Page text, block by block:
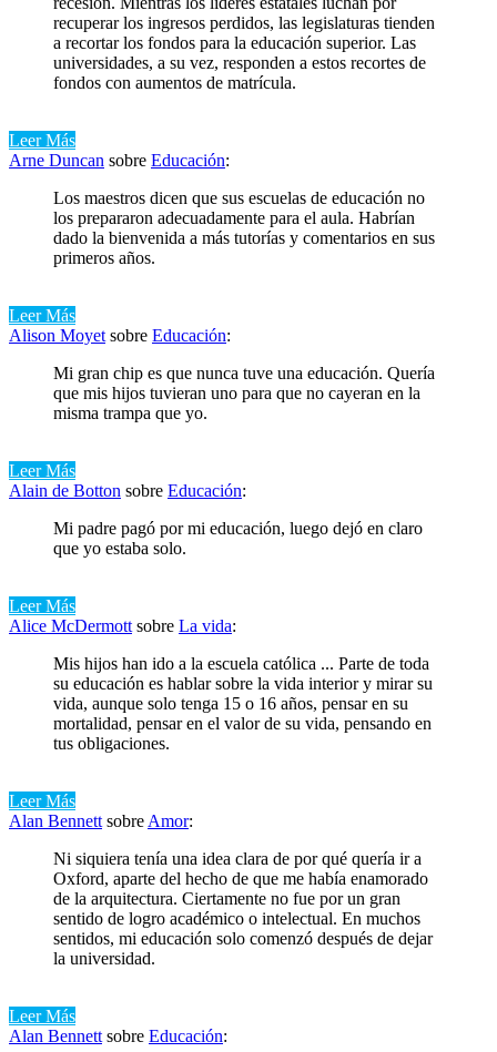
recuperar los ingresos perdidos, las legislaturas tienden
a recortar los fondos para la educación superior. Las
universidades, a su vez, responden a estos recortes de
fondos con aumentos de matrícula.
Leer Más
Arne Duncan sobre Educación:
Los maestros dicen que sus escuelas de educación no
los prepararon adecuadamente para el aula. Habrían
dado la bienvenida a más tutorías y comentarios en sus
primeros años.
Leer Más
Alison Moyet sobre Educación:
Mi gran chip es que nunca tuve una educación. Quería
que mis hijos tuvieran uno para que no cayeran en la
misma trampa que yo.
Leer Más
Alain de Botton sobre Educación:
Mi padre pagó por mi educación, luego dejó en claro
que yo estaba solo.
Leer Más
Alice McDermott sobre La vida:
Mis hijos han ido a la escuela católica ... Parte de toda
su educación es hablar sobre la vida interior y mirar su
vida, aunque solo tenga 15 o 16 años, pensar en su
mortalidad, pensar en el valor de su vida, pensando en
tus obligaciones.
Leer Más
Alan Bennett sobre Amor:
Ni siquiera tenía una idea clara de por qué quería ir a
Oxford, aparte del hecho de que me había enamorado
de la arquitectura. Ciertamente no fue por un gran
sentido de logro académico o intelectual. En muchos
sentidos, mi educación solo comenzó después de dejar
la universidad.
Leer Más
Alan Bennett sobre Educación: